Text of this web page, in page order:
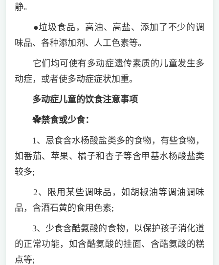
静。
●垃圾食品，高油、高盐、添加了不少的调
味品、各种添加剂、人工色素等。
它们均可使有多动症遗传素质的儿童发生多
动症，或者使多动症症状加重。
多动症儿童的饮食注意事项
✿禁食或少食：
1、忌食含水杨酸盐类多的食物，有些食物，
如番茄、苹果、橘子和杏子等含甲基水杨酸盐类
较多;
2、限用某些调味品，如胡椒油等调油调味
品，含酒石黄的食用色素;
3、少食含酷氨酸的食物，以保护孩子消化道
的正常功能，如含酷氨酸的挂面、含酷氨酸的糕
点等;